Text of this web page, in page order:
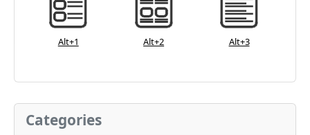
Alt+1 Alt+2 Alt+3
Categories